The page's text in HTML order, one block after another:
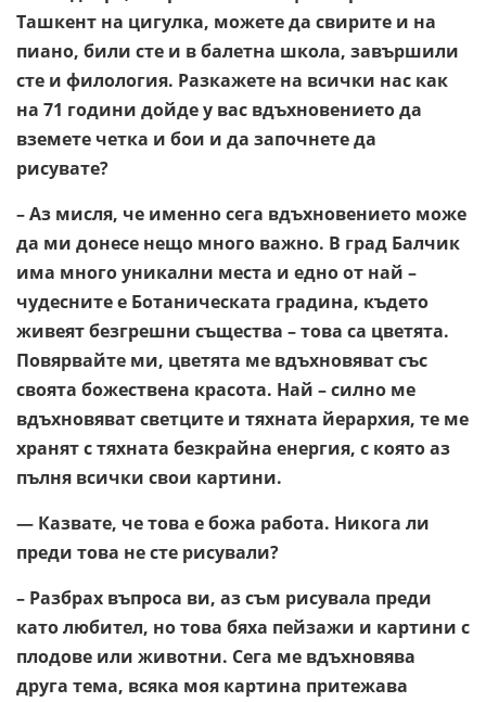
Ташкент на цигулка, можете да свирите и на
пиано, били сте и в балетна школа, завършили
сте и филология. Разкажете на всички нас как
на 71 години дойде у вас вдъхновението да
вземете четка и бои и да започнете да
рисувате?
– Аз мисля, че именно сега вдъхновението може
да ми донесе нещо много важно. В град Балчик
има много уникални места и едно от най –
чудесните е Ботаническата градина, където
живеят безгрешни същества – това са цветята.
Повярвайте ми, цветята ме вдъхновяват със
своята божествена красота. Най – силно ме
вдъхновяват светците и тяхната йерархия, те ме
хранят с тяхната безкрайна енергия, с която аз
пълня всички свои картини.
— Казвате, че това е божа работа. Никога ли
преди това не сте рисували?
– Разбрах въпроса ви, аз съм рисувала преди
като любител, но това бяха пейзажи и картини с
плодове или животни. Сега ме вдъхновява
друга тема, всяка моя картина притежава